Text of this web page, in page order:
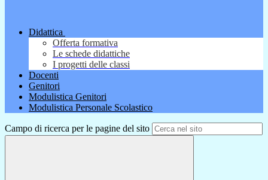
Didattica
Offerta formativa
Le schede didattiche
I progetti delle classi
Docenti
Genitori
Modulistica Genitori
Modulistica Personale Scolastico
Campo di ricerca per le pagine del sito